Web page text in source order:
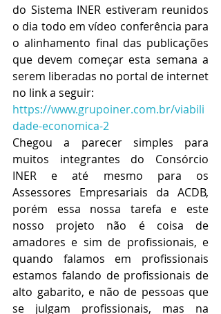
do Sistema INER estiveram reunidos
o dia todo em vídeo conferência para
o alinhamento final das publicações
que devem começar esta semana a
serem liberadas no portal de internet
no link a seguir:
https://www.grupoiner.com.br/viabili
dade-economica-2
Chegou a parecer simples para
muitos integrantes do Consórcio
INER e até mesmo para os
Assessores Empresariais da ACDB,
porém essa nossa tarefa e este
nosso projeto não é coisa de
amadores e sim de profissionais, e
quando falamos em profissionais
estamos falando de profissionais de
alto gabarito, e não de pessoas que
se julgam profissionais, mas na